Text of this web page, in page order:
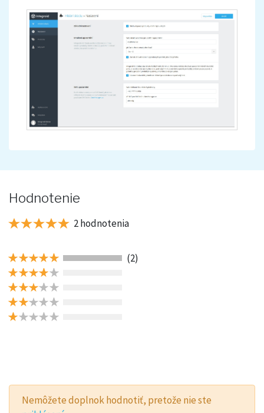
Hodnotenie
2 hodnotenia
(2)
Nemôžete doplnok hodnotiť, pretože nie ste